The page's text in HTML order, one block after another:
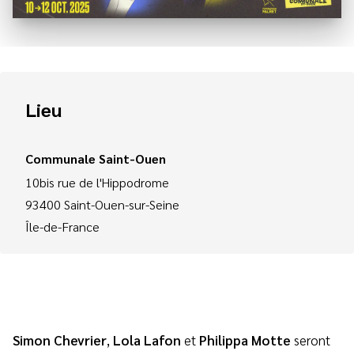
Lieu
Communale Saint-Ouen
10bis rue de l'Hippodrome
93400 Saint-Ouen-sur-Seine
Île-de-France
Simon Chevrier, Lola Lafon et Philippa Motte seront